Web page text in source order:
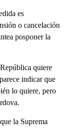
es
o cancelación
posponer la
quiere
indicar que
lo quiere, pero
la Suprema